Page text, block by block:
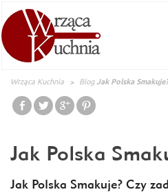
Wrząca Kuchnia Blog Jak Polska Smakuje?
Jak Polska
Jak Polska Smakuje? Czy